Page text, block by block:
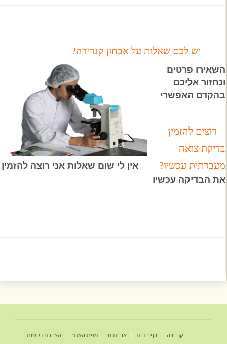
יש לכם שאלות על אבחון קנדידה?
השאירו פרטים
ונחזור אליכם
בהקדם האפשרי
רוצים להזמין
בדיקת צואה
מעבדתית עכשיו?
אין לי שום שאלות אני רוצה להזמין
את הבדיקה עכשיו
קנדידה דף הבית אודותינו מפת האתר
הצהרת נגישות